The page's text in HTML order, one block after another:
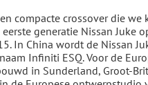
compacte crossover die we
generatie Nissan Juke
In China wordt de Nissan
Infiniti ESQ. Voor de
in Sunderland, Groot-